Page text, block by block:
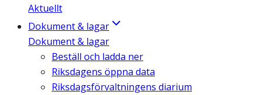
Aktuellt
Dokument & lagar
Dokument & lagar
Beställ och ladda ner
Riksdagens öppna data
Riksdagsförvaltningens diarium